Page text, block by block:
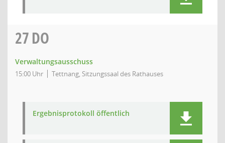
27DO
Verwaltungsausschuss
15:00 Uhr Tettnang, Sitzungssaal des Rathauses
Ergebnisprotokoll öffentlich